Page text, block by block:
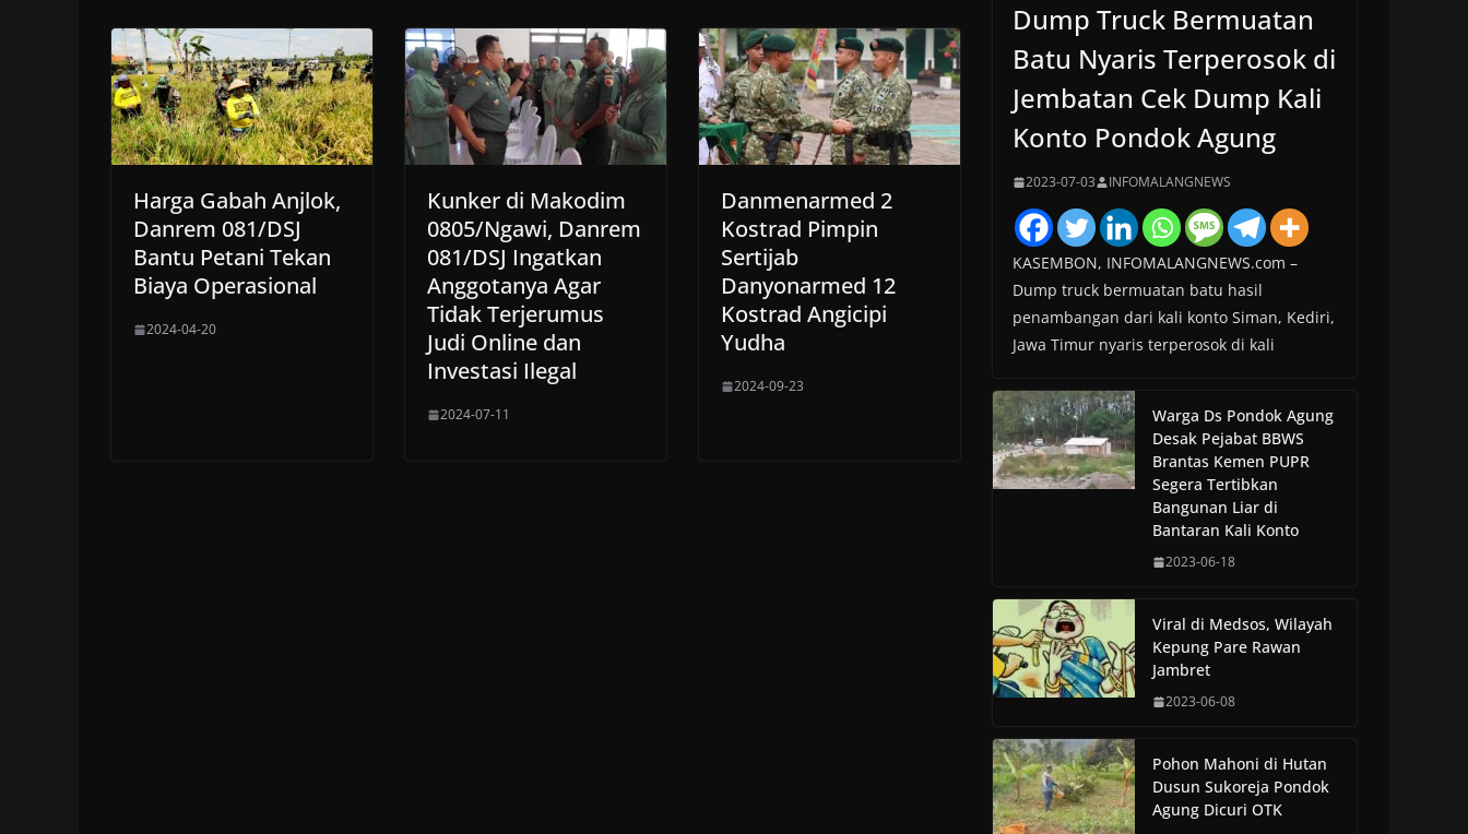
Harga Gabah Anjlok,
Danrem 081/DSJ
Bantu Petani Tekan
Biaya Operasional
2024-04-20
Kunker di Makodim
0805/Ngawi, Danrem
081/DSJ Ingatkan
Anggotanya Agar
Tidak Terjerumus
Judi Online dan
Investasi Ilegal
2024-07-11
Danmenarmed 2
Kostrad Pimpin
Sertijab
Danyonarmed 12
Kostrad Angicipi
Yudha
2024-09-23
Dump Truck Bermuatan
Batu Nyaris Terperosok di
Jembatan Cek Dump Kali
Konto Pondok Agung
2023-07-03 INFOMALANGNEWS
KASEMBON, INFOMALANGNEWS.com –
Dump truck bermuatan batu hasil
penambangan dari kali konto Siman, Kediri,
Jawa Timur nyaris terperosok di kali
Warga Ds Pondok Agung
Desak Pejabat BBWS
Brantas Kemen PUPR
Segera Tertibkan
Bangunan Liar di
Bantaran Kali Konto
2023-06-18
Viral di Medsos, Wilayah
Kepung Pare Rawan
Jambret
2023-06-08
Pohon Mahoni di Hutan
Dusun Sukoreja Pondok
Agung Dicuri OTK